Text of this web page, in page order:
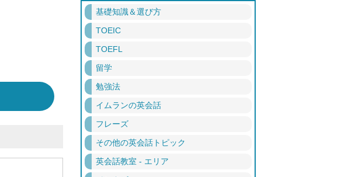
基礎知識＆選び方
TOEIC
TOEFL
留学
勉強法
イムランの英会話
フレーズ
その他の英会話トピック
英会話教室 - エリア